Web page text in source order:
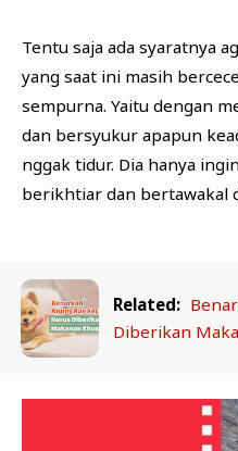
Tentu saja ada syaratnya
yang saat ini masih
sempurna. Yaitu dengan
dan bersyukur apapun
nggak tidur. Dia hanya
berikhtiar dan bertawakal
Related:
Diberikan